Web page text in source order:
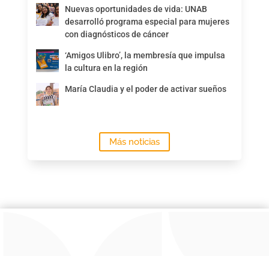
Nuevas oportunidades de vida: UNAB
desarrolló programa especial para mujeres
con diagnósticos de cáncer
‘Amigos Ulibro’, la membresía que impulsa
la cultura en la región
María Claudia y el poder de activar sueños
Más noticias